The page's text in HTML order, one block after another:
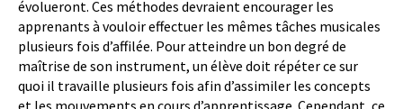
évolueront. Ces méthodes devraient encourager les
apprenants à vouloir effectuer les mêmes tâches musicales
plusieurs fois d’affilée. Pour atteindre un bon degré de
maîtrise de son instrument, un élève doit répéter ce sur
quoi il travaille plusieurs fois afin d’assimiler les concepts
et les mouvements en cours d’apprentissage. Cependant, ce